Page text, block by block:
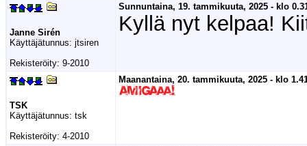
Janne Sirén
Käyttäjätunnus: jtsiren
Rekisteröity: 9-2010
Sunnuntaina, 19. tammikuuta, 2025 - klo
Kyllä nyt kelpaa!
TSK
Käyttäjätunnus: tsk
Rekisteröity: 4-2010
Maanantaina, 20. tammikuuta, 2025 - klo